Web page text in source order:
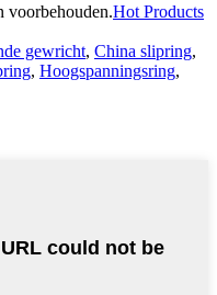
Hot Products
gewricht, China slipring,
, Hoogspanningsring,